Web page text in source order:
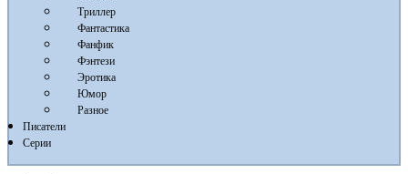
Триллер
Фантастика
Фанфик
Фэнтези
Эротика
Юмор
Разное
Писатели
Серии